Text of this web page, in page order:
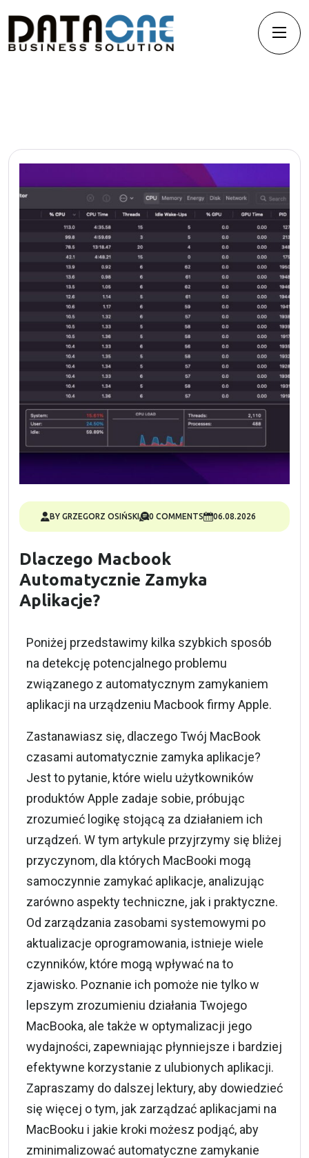
BY GRZEGORZ OSIŃSKI 0 COMMENTS 06.08.2026
Dlaczego Macbook
Automatycznie Zamyka
Aplikacje?
Poniżej przedstawimy kilka szybkich sposób
na detekcję potencjalnego problemu
związanego z automatycznym zamykaniem
aplikacji na urządzeniu Macbook firmy Apple.
Zastanawiasz się, dlaczego Twój MacBook
czasami automatycznie zamyka aplikacje?
Jest to pytanie, które wielu użytkowników
produktów Apple zadaje sobie, próbując
zrozumieć logikę stojącą za działaniem ich
urządzeń. W tym artykule przyjrzymy się bliżej
przyczynom, dla których MacBooki mogą
samoczynnie zamykać aplikacje, analizując
zarówno aspekty techniczne, jak i praktyczne.
Od zarządzania zasobami systemowymi po
aktualizacje oprogramowania, istnieje wiele
czynników, które mogą wpływać na to
zjawisko. Poznanie ich pomoże nie tylko w
lepszym zrozumieniu działania Twojego
MacBooka, ale także w optymalizacji jego
wydajności, zapewniając płynniejsze i bardziej
efektywne korzystanie z ulubionych aplikacji.
Zapraszamy do dalszej lektury, aby dowiedzieć
się więcej o tym, jak zarządzać aplikacjami na
MacBooku i jakie kroki możesz podjąć, aby
zminimalizować automatyczne zamykanie